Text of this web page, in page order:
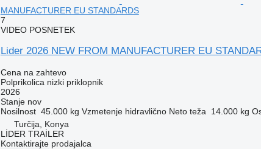
MANUFACTURER EU STANDARDS
7
VIDEO POSNETEK
Lider 2026 NEW FROM MANUFACTURER EU
Cena na zahtevo
Polprikolica nizki priklopnik
2026
Stanjenov
Nosilnost 45.000 kg Vzmetenje hidravlično Neto teža 14.000 kg
Turčija, Konya
LİDER TRAİLER
Kontaktirajte prodajalca